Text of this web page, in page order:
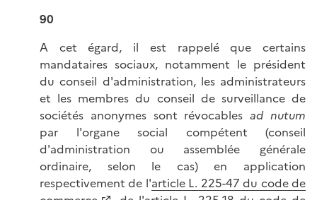
90
A cet égard, il est rappelé que certains
mandataires sociaux, notamment le président
du conseil d'administration, les administrateurs
et les membres du conseil de surveillance de
sociétés anonymes sont révocablesad nutum
par l'organe social compétent (conseil
d'administration ou assemblée générale
ordinaire, selon le cas) en application
respectivement de l'article L. 225-47 du code de